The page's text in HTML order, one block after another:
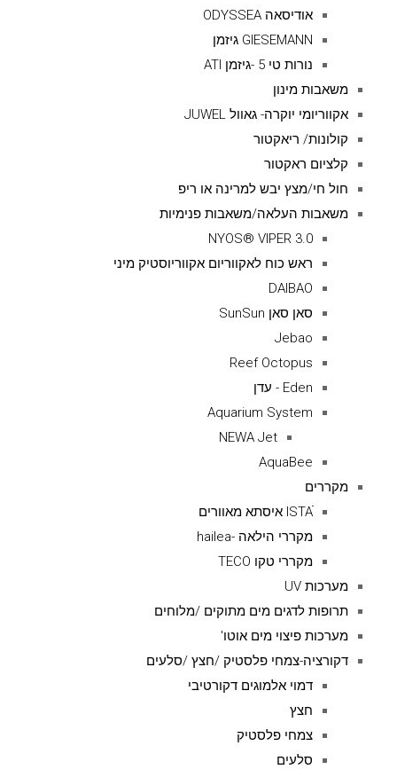
אודיסאה ODYSSEA
GIESEMANN גיזמן
נורות טי 5 -גיזמן ATI
משאבות מינון
אקווריומי יוקרה- גאוול JUWEL
קולונות/ ריאקטור
קלציום ראקטור
חול חי/מצץ יבש למרינה או ריפ
משאבות העלאה/משאבות פנימיות
NYOS® VIPER 3.0
ראש כוח לאקווריום אקווריוסטיק מיני
DAIBAO
סאן סאן SunSun
Jebao
Reef Octopus
Eden - עדן
Aquarium System
NEWA Jet
AquaBee
מקררים
ISTAׁׂ איסתא מאוורים
מקררי הילאה -hailea
מקררי טקו TECO
מערכות UV
תרופות לדגים מים מתוקים /מלוחים
מערכות פיצוי מים אוטו'
דקורציה-צמחי פלסטיק /חצץ /סלעים
דמוי אלמוגים דקורטיבי
חצץ
צמחי פלסטיק
סלעים